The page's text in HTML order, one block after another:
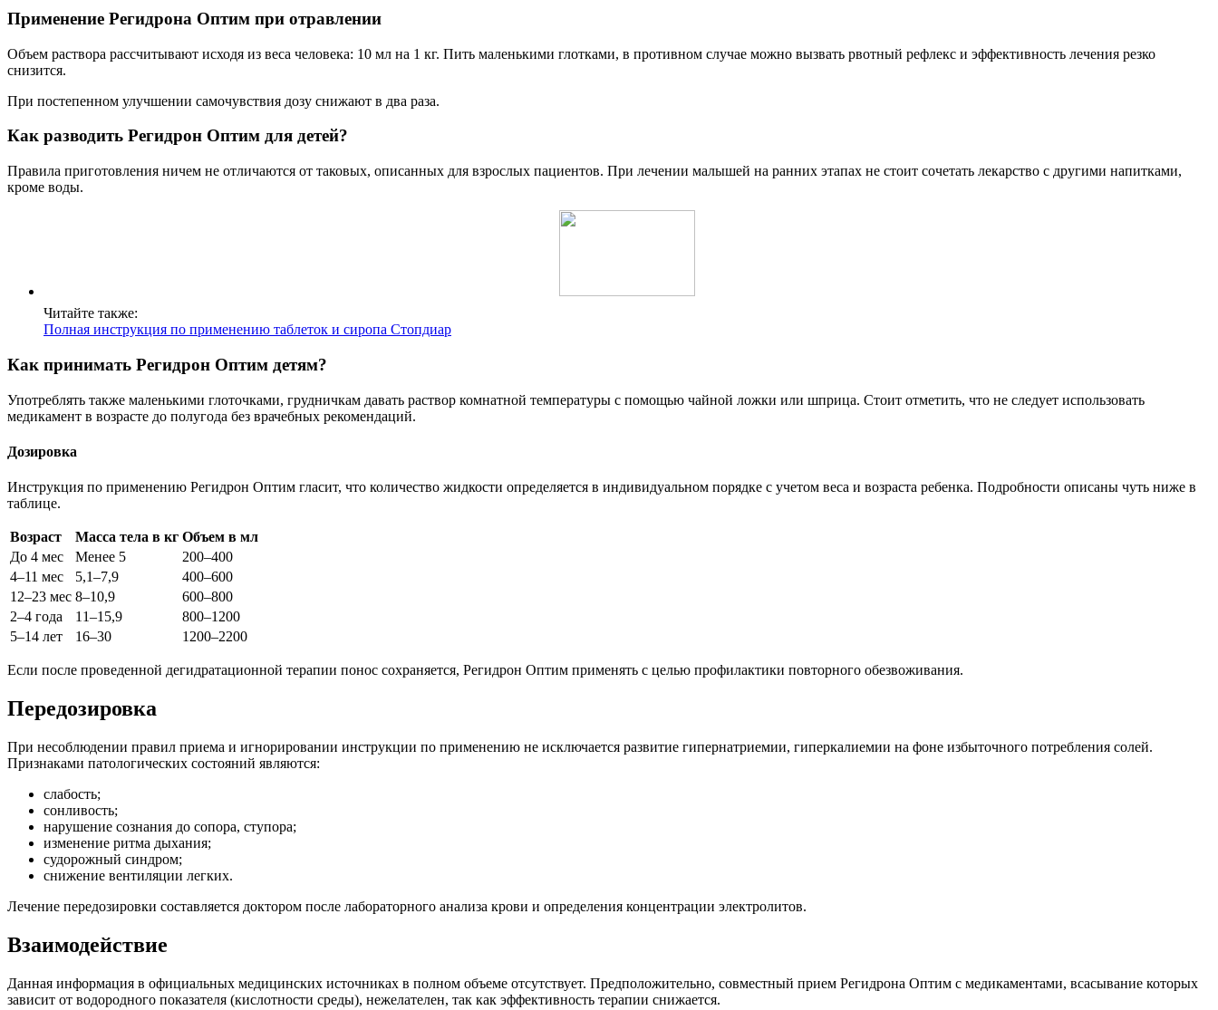
Применение Регидрона Оптим при отравлении
Объем раствора рассчитывают исходя из веса человека: 10 мл на 1 кг. Пить маленькими глотками, в противном случае можно вызвать рвотный рефлекс и эффективность лечения резко
снизится.
При постепенном улучшении самочувствия дозу снижают в два раза.
Как разводить Регидрон Оптим для детей?
Правила приготовления ничем не отличаются от таковых, описанных для взрослых пациентов. При лечении малышей на ранних этапах не стоит сочетать лекарство с другими напитками,
кроме воды.
Читайте также:
Полная инструкция по применению таблеток и сиропа Стопдиар
Как принимать Регидрон Оптим детям?
Употреблять также маленькими глоточками, грудничкам давать раствор комнатной температуры с помощью чайной ложки или шприца. Стоит отметить, что не следует использовать
медикамент в возрасте до полугода без врачебных рекомендаций.
Дозировка
Инструкция по применению Регидрон Оптим гласит, что количество жидкости определяется в индивидуальном порядке с учетом веса и возраста ребенка. Подробности описаны чуть ниже в
таблице.
Возраст Масса тела в кг Объем в мл
До 4 мес
Менее 5
200–400
4–11 мес
5,1–7,9
400–600
12–23 мес 8–10,9
600–800
2–4 года
11–15,9
800–1200
5–14 лет
16–30 1200–2200
Если после проведенной дегидратационной терапии понос сохраняется, Регидрон Оптим применять с целью профилактики повторного обезвоживания.
Передозировка
При несоблюдении правил приема и игнорировании инструкции по применению не исключается развитие гипернатриемии, гиперкалиемии на фоне избыточного потребления солей.
Признаками патологических состояний являются:
слабость;
сонливость;
нарушение сознания до сопора, ступора;
изменение ритма дыхания;
судорожный синдром;
снижение вентиляции легких.
Лечение передозировки составляется доктором после лабораторного анализа крови и определения концентрации электролитов.
Взаимодействие
Данная информация в официальных медицинских источниках в полном объеме отсутствует. Предположительно, совместный прием Регидрона Оптим с медикаментами, всасывание которых
зависит от водородного показателя (кислотности среды), нежелателен, так как эффективность терапии снижается.